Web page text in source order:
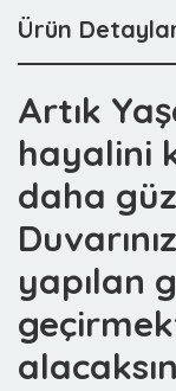
Ürün
Artık
hayalini
daha
yapılan